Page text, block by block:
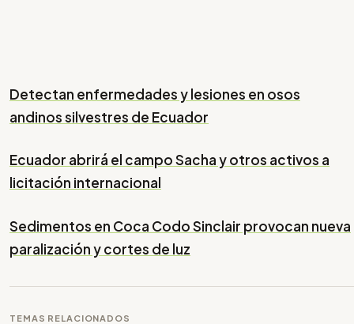
Detectan enfermedades y lesiones en osos
andinos silvestres de Ecuador
Ecuador abrirá el campo Sacha y otros activos a
licitación internacional
Sedimentos en Coca Codo Sinclair provocan nueva
paralización y cortes de luz
TEMAS RELACIONADOS